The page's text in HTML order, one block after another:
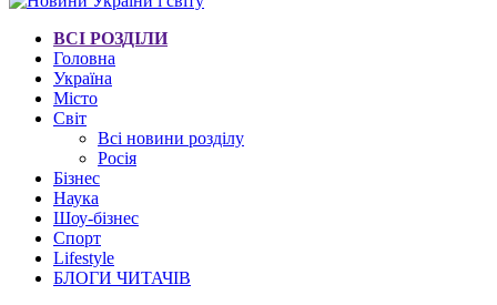
ВСІ РОЗДІЛИ
Головна
Україна
Місто
Світ
Всі новини розділу
Росія
Бізнес
Наука
Шоу-бізнес
Спорт
Lifestyle
БЛОГИ ЧИТАЧІВ